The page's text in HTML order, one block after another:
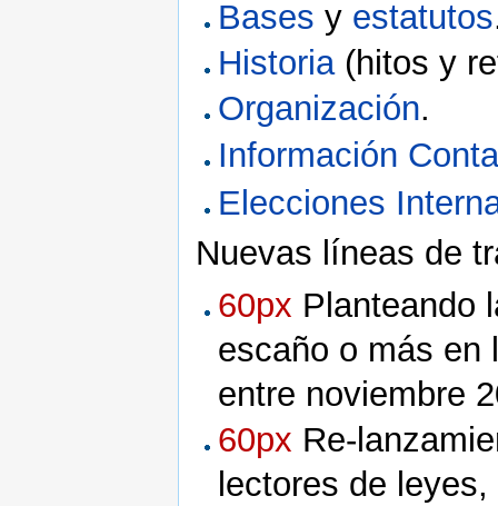
Bases y estatutos
Historia(hitos y
Organización.
Información
Elecciones
Nuevas líneas de
60px Planteando
escaño o más en
entre noviembre
60px Re-
lectores de